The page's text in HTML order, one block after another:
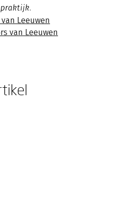
Leeuwen
van Leeuwen